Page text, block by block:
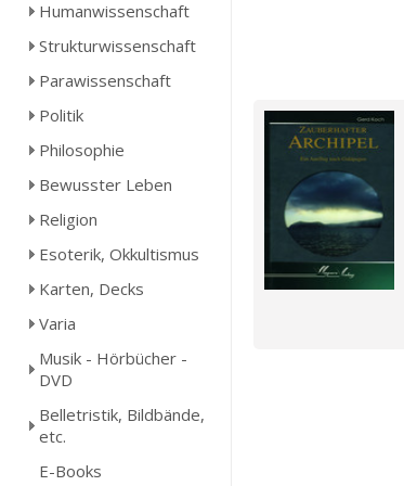
Humanwissenschaft
Strukturwissenschaft
Parawissenschaft
Politik
Philosophie
Bewusster Leben
Religion
Esoterik, Okkultismus
Karten, Decks
Varia
Musik - Hörbücher -
DVD
Belletristik, Bildbände,
etc.
E-Books